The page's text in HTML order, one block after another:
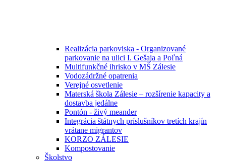
Realizácia parkoviska - Organizované
parkovanie na ulici I. Gešaja a Poľná
Multifunkčné ihrisko v MŠ Zálesie
Vodozádržné opatrenia
Verejné osvetlenie
Materská škola Zálesie – rozšírenie kapacity a
dostavba jedálne
Pontón - živý meander
Integrácia štátnych príslušníkov tretích krajín
vrátane migrantov
KORZO ZÁLESIE
Kompostovanie
Školstvo